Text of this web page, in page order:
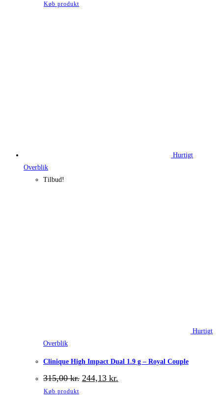
Køb produkt
Hurtigt
Overblik
Tilbud!
Hurtigt
Overblik
Clinique High Impact Dual 1.9 g – Royal Couple
315,00kr. Den
oprindelige
244,13 kr.
aktuelle
Køb produkt